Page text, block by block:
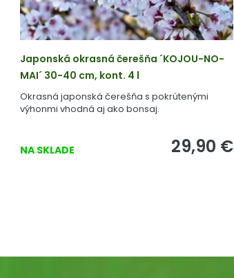
Japonská okrasná čerešňa ´KOJOU-NO-
MAI´ 30-40 cm, kont. 4 l
Okrasná japonská čerešňa s pokrútenými
výhonmi vhodná aj ako bonsaj.
NA SKLADE 29,90 €